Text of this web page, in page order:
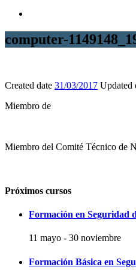
computer-
Created date 31/03/2017 Updated
Miembro de
Miembro del Comité Técnico de
Próximos cursos
Formación en Seguridad
11 mayo - 30 noviembre
Formación Básica en